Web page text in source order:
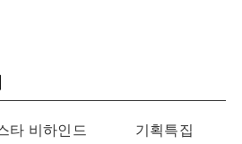
타 비하인드 기획특집